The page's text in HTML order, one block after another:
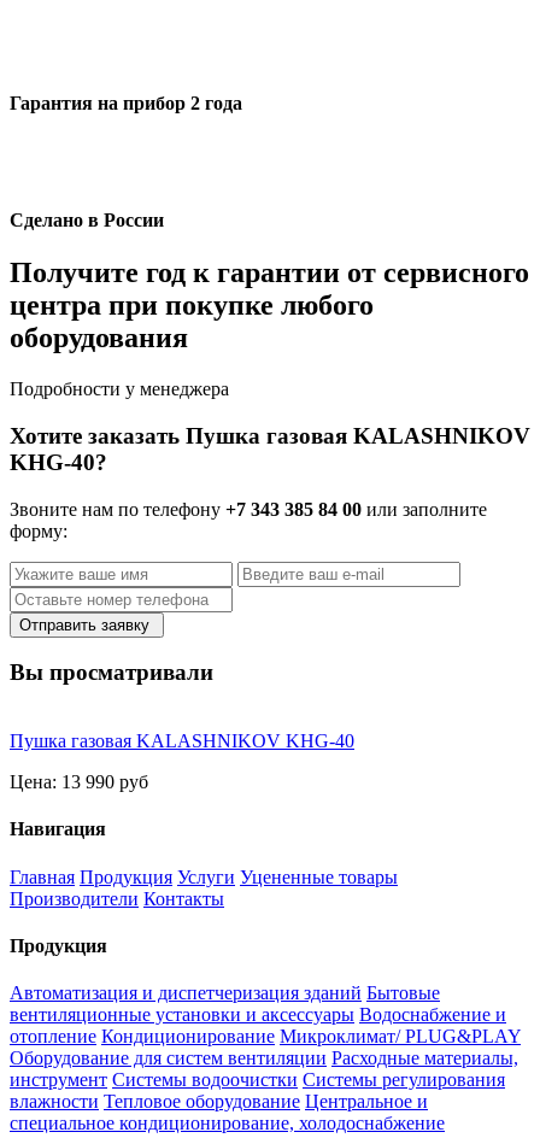
Гарантия на прибор 2 года
Сделано в России
Получите год к гарантии от сервисного
центра при покупке любого
оборудования
Подробности у менеджера
Хотите заказать Пушка газовая KALASHNIKOV
KHG-40?
Звоните нам по телефону +7 343 385 84 00 или заполните
форму:
Отправить заявку
Вы просматривали
Пушка газовая KALASHNIKOV KHG-40
Цена: 13 990 руб
Навигация
Главная Продукция Услуги Уцененные товары
Производители Контакты
Продукция
Автоматизация и диспетчеризация зданий Бытовые
вентиляционные установки и аксессуары Водоснабжение и
отопление Кондиционирование Микроклимат/ PLUG&PLAY
Оборудование для систем вентиляции Расходные материалы,
инструмент Системы водоочистки Системы регулирования
влажности Тепловое оборудование Центральное и
специальное кондиционирование, холодоснабжение